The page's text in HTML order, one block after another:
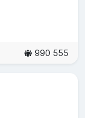
990 555